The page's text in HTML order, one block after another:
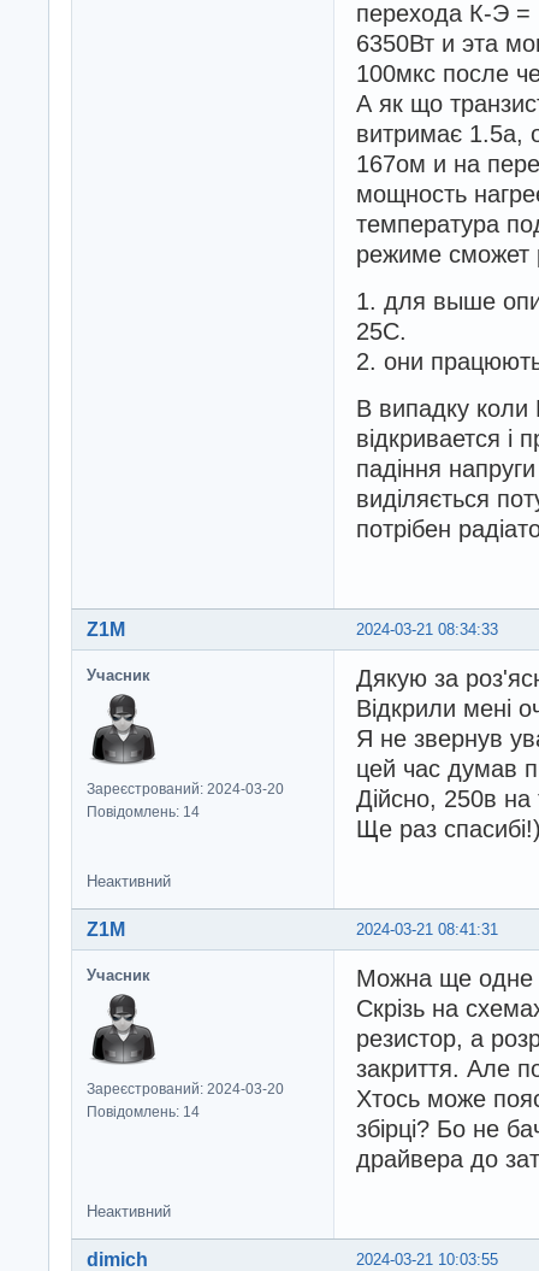
перехода К-Э =
6350Вт и эта
100мкс после
А як що
витримає 1.5а,
167ом и на
мощность
температура
режиме сможет
1. для выше
25С.
2. они
В випадку
відкривается
падіння
виділяється
потрібен
2024-03-21 08:34:33
Z1M
Учасник
Зареєстрований: 2024-03-20
Повідомлень: 14
Дякую за
Відкрили мені
Я не звернув
цей час думав
Дійсно, 250в на
Ще раз
Неактивний
2024-03-21 08:41:31
Z1M
Учасник
Зареєстрований: 2024-03-20
Повідомлень: 14
Можна ще одне
Скрізь на
резистор, а
закриття. Але
Хтось може
збірці? Бо не
драйвера до
Неактивний
2024-03-21 10:03:55
dimich